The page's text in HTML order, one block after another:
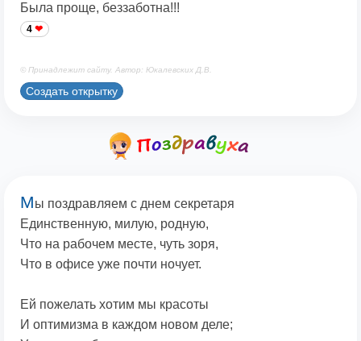
Была проще, беззаботна!!!
4
© Принадлежит сайту. Автор: Юкалевских Д.В.
Создать открытку
Мы поздравляем с днем секретаря
Единственную, милую, родную,
Что на рабочем месте, чуть зоря,
Что в офисе уже почти ночует.
Ей пожелать хотим мы красоты
И оптимизма в каждом новом деле;